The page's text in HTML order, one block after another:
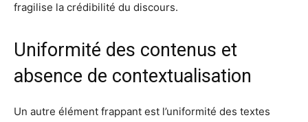
fragilise la crédibilité du discours.
Uniformité des contenus et
absence de contextualisation
Un autre élément frappant est l’uniformité des textes